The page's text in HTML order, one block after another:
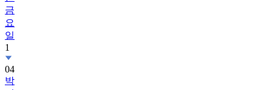
일
1
04
박
지
현